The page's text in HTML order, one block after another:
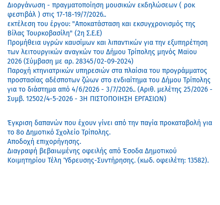
Διοργάνωση - πραγματοποίηση μουσικών εκδηλώσεων ( ροκ
φεστιβάλ ) στις 17-18-19/7/2026..
εκτέλεση του έργου: "Αποκατάσταση και εκσυγχρονισμός της
Βίλας Τουρκοβασίλη" (2η Σ.Ε.Ε)
Προμήθεια υγρών καυσίμων και λιπαντικών για την εξυπηρέτηση
των λειτουργικών αναγκών του Δήμου Τρίπολης μηνός Μαϊου
2026 (Σύμβαση με αρ. 28345/02-09-2024)
Παροχή κτηνιατρικών υπηρεσιών στα πλαίσια του προγράμματος
προστασίας αδέσποτων ζώων στο ενδιαίτημα του Δήμου Τρίπολης
για το διάστημα από 4/6/2026 - 3/7/2026.. (Αριθ. μελέτης 25/2026 -
Συμβ. 12502/4-5-2026 - 3Η ΠΙΣΤΟΠΟΙΗΣΗ ΕΡΓΑΣΙΩΝ)
Έγκριση δαπανών που έχουν γίνει από την παγία προκαταβολή για
το 8ο Δημοτικό Σχολείο Τρίπολης.
Αποδοχή επιχορήγησης.
Διαγραφή βεβαιωμένης οφειλής από Έσοδα Δημοτικού
Κοιμητηρίου Τέλη Ύδρευσης-Συντήρησης. (κωδ. οφειλέτη: 13582).